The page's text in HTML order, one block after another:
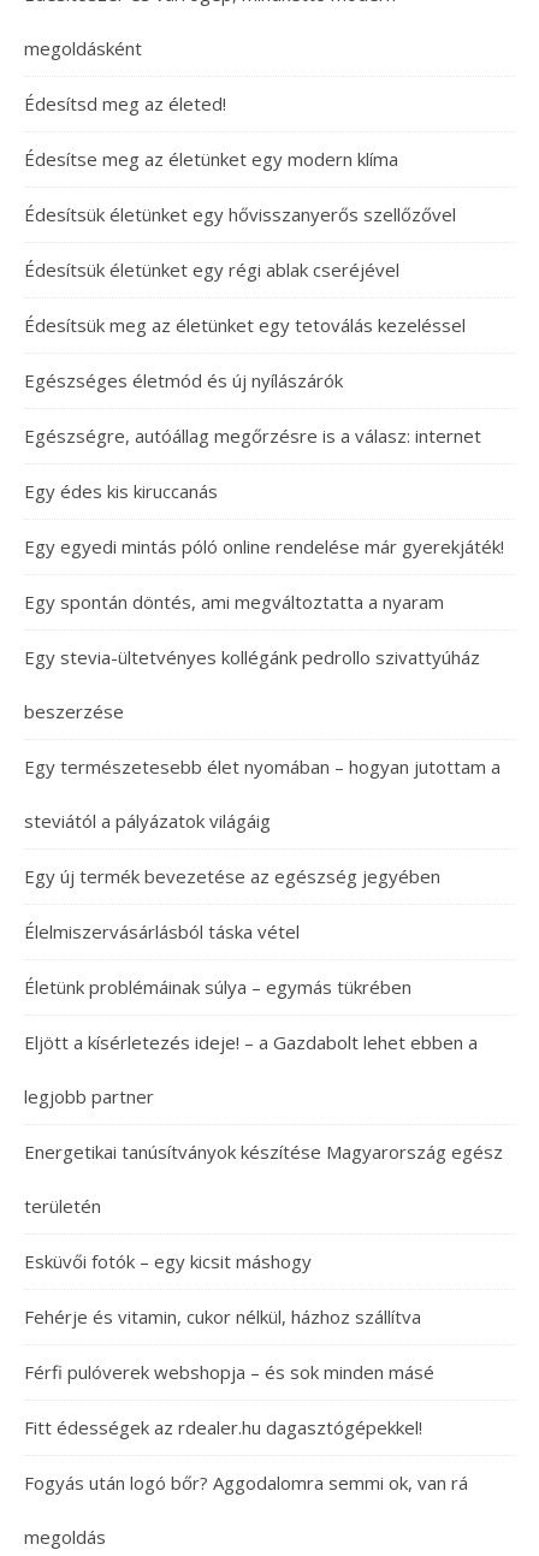
megoldásként
Édesítsd meg az életed!
Édesítse meg az életünket egy modern klíma
Édesítsük életünket egy hővisszanyerős szellőzővel
Édesítsük életünket egy régi ablak cseréjével
Édesítsük meg az életünket egy tetoválás kezeléssel
Egészséges életmód és új nyílászárók
Egészségre, autóállag megőrzésre is a válasz: internet
Egy édes kis kiruccanás
Egy egyedi mintás póló online rendelése már gyerekjáték!
Egy spontán döntés, ami megváltoztatta a nyaram
Egy stevia-ültetvényes kollégánk pedrollo szivattyúház
beszerzése
Egy természetesebb élet nyomában – hogyan jutottam a
steviától a pályázatok világáig
Egy új termék bevezetése az egészség jegyében
Élelmiszervásárlásból táska vétel
Életünk problémáinak súlya – egymás tükrében
Eljött a kísérletezés ideje! – a Gazdabolt lehet ebben a
legjobb partner
Energetikai tanúsítványok készítése Magyarország egész
területén
Esküvői fotók – egy kicsit máshogy
Fehérje és vitamin, cukor nélkül, házhoz szállítva
Férfi pulóverek webshopja – és sok minden másé
Fitt édességek az rdealer.hu dagasztógépekkel!
Fogyás után logó bőr? Aggodalomra semmi ok, van rá
megoldás